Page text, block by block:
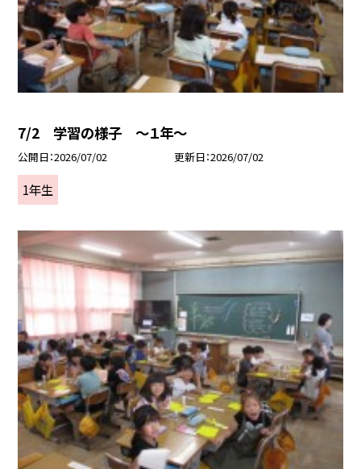
7/2 学習の様子 ～１年～
公開日 2026/07/02 更新日 2026/07/02
1年生